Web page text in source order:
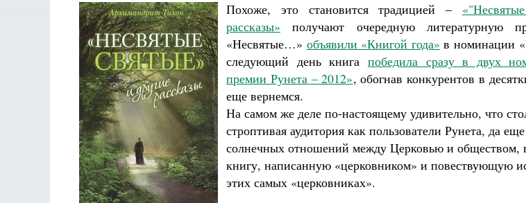
Похоже, это становится традицией –
рассказы» получают очередную литературную
«Несвятые…» объявили «Книгой года» в номинации
следующий день книга победила сразу в двух
премии Рунета – 2012», обогнав конкурентов в
еще вернемся.
На самом же деле по-настоящему удивительно, что
строптивая аудитория как пользователи Рунета, да
солнечных отношений между Церковью и обществом,
книгу, написанную «церковником» и повествующую
этих самых «церковниках».